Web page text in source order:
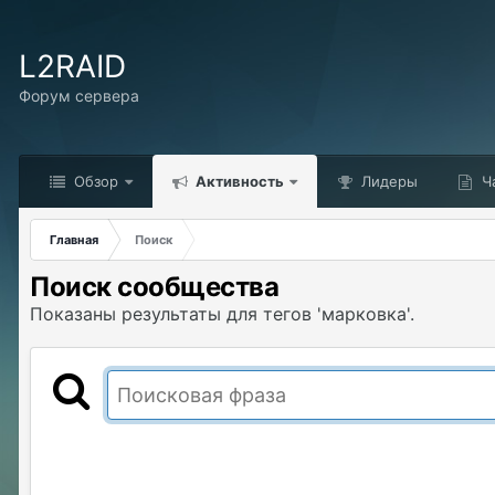
L2RAID
Форум сервера
Обзор Активность Лидеры
Главная Поиск
Поиск сообщества
Показаны результаты для тегов 'марковка'.